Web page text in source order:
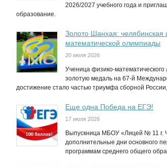
2026/2027 учебного года и
образование.
Золото Шанхая:
математической олимпиады
20 июля 2026
Ученица физико-
золотую медаль на 67-й
достижение стало частью триумфа сборной
Еще одна Победа на ЕГЭ!
17 июля 2026
Выпускница МБОУ «Лицей № 11 г.
дополнительные дни основного
программам среднего общего